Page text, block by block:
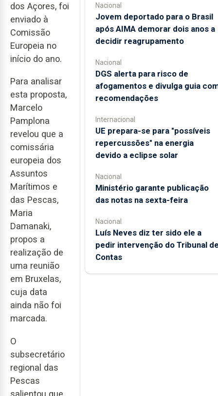
dos Açores, foi
enviado à
Comissão
Europeia no
início do ano.
Para analisar
esta proposta,
Marcelo
Pamplona
revelou que a
comissária
europeia dos
Assuntos
Marítimos e
das Pescas,
Maria
Damanaki,
propos a
realização de
uma reunião
em Bruxelas,
cuja data
ainda não foi
marcada.
O
subsecretário
regional das
Pescas
salientou que
Nacional
Jovem deportado para o Brasil
após AIMA demorar dois anos a
decidir reagrupamento
Nacional
DGS alerta para risco de
afogamentos e divulga guia
recomendações
Internacional
UE prepara-se para "possíveis
repercussões" na energia
devido a eclipse solar
Nacional
Ministério garante publicação
das notas na sexta-feira
Nacional
Luís Neves diz ter sido ele a
pedir intervenção do Tribunal
Contas